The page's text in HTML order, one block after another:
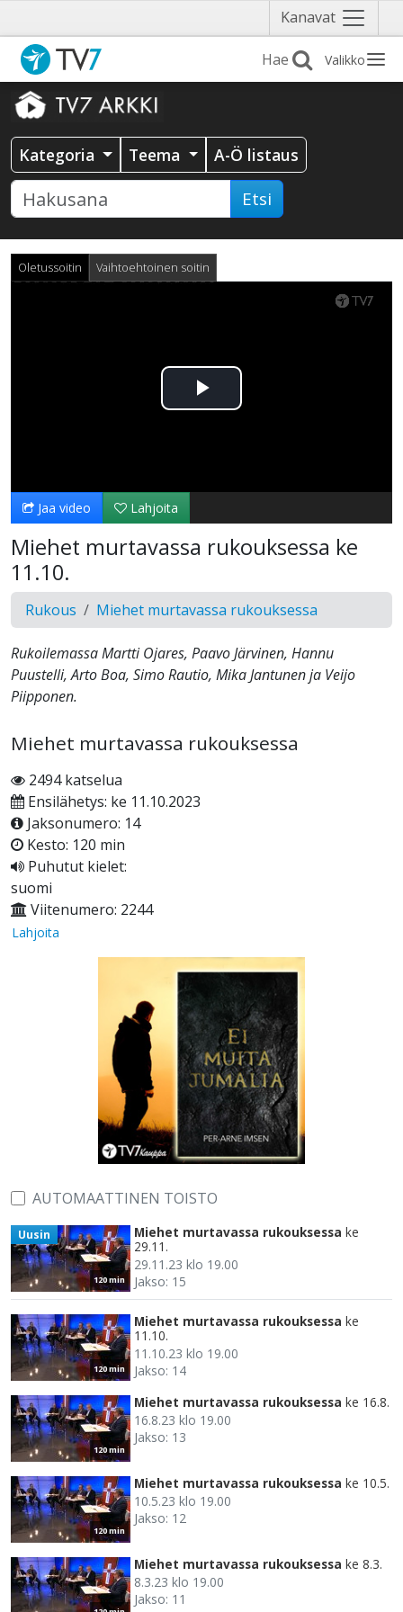
Kanavat Näytä
valikko
Valikko
Kategoria Teema A-Ö listaus
Etsi
Oletussoitin Vaihtoehtoinen soitin
Toista
Jaa video Lahjoita
Miehet murtavassa rukouksessa ke
11.10.
Rukous Miehet murtavassa rukouksessa
Rukoilemassa Martti Ojares, Paavo Järvinen, Hannu
Puustelli, Arto Boa, Simo Rautio, Mika Jantunen ja Veijo
Piipponen.
Miehet murtavassa rukouksessa
2494 katselua
Ensilähetys: ke 11.10.2023
Jaksonumero: 14
Kesto: 120 min
Puhutut kielet:
suomi
Viitenumero: 2244
Lahjoita
AUTOMAATTINEN TOISTO
120 min
Uusin Miehet murtavassa rukouksessa ke
29.11.
29.11.23 klo 19.00
Jakso: 15
120 min
Miehet murtavassa rukouksessa ke
11.10.
11.10.23 klo 19.00
Jakso: 14
120 min
Miehet murtavassa rukouksessa ke 16.8.
16.8.23 klo 19.00
Jakso: 13
120 min
Miehet murtavassa rukouksessa ke 10.5.
10.5.23 klo 19.00
Jakso: 12
Miehet murtavassa rukouksessa ke 8.3.
8.3.23 klo 19.00
Jakso: 11